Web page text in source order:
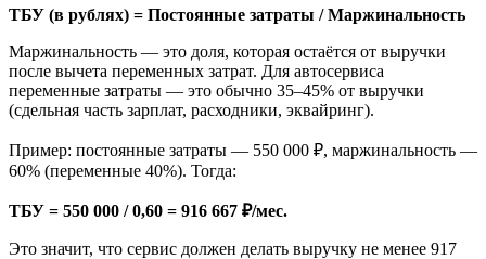
ТБУ (в рублях) = Постоянные затраты / Маржинальность
Маржинальность — это доля, которая остаётся от выручки
после вычета переменных затрат. Для автосервиса
переменные затраты — это обычно 35–45% от выручки
(сдельная часть зарплат, расходники, эквайринг).
Пример: постоянные затраты — 550 000 ₽, маржинальность —
60% (переменные 40%). Тогда:
ТБУ = 550 000 / 0,60 = 916 667 ₽/мес.
Это значит, что сервис должен делать выручку не менее 917